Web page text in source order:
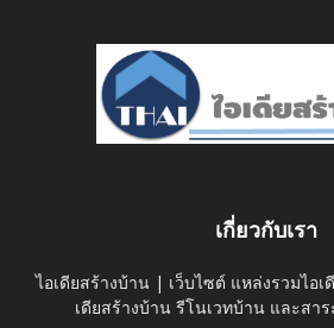
เกี่ยวกับเรา
ไอเดียสร้างบ้าน | เว็บไซต์ แหล่งรวมไอ
เดียสร้างบ้าน รีโนเวทบ้าน และสา